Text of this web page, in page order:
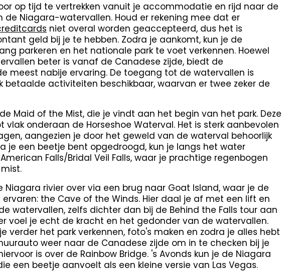
op tijd te vertrekken vanuit je accommodatie en rijd naar de
de Niagara-watervallen. Houd er rekening mee dat er
niet overal worden geaccepteerd, dus het is
geld bij je te hebben. Zodra je aankomt, kun je de
parkeren en het nationale park te voet verkennen. Hoewel
beter is vanaf de Canadese zijde, biedt de
meest nabije ervaring. De toegang tot de watervallen is
betaalde activiteiten beschikbaar, waarvan er twee zeker de
Maid of the Mist, die je vindt aan het begin van het park. Deze
onderaan de Horseshoe Waterval. Het is sterk aanbevolen
aangezien je door het geweld van de waterval behoorlijk
je een beetje bent opgedroogd, kun je langs het water
Falls/Bridal Veil Falls, waar je prachtige regenbogen
Niagara rivier over via een brug naar Goat Island, waar je de
the Cave of the Winds. Hier daal je af met een lift en
watervallen, zelfs dichter dan bij de Behind the Falls tour aan
voel je echt de kracht en het gedonder van de watervallen.
verder het park verkennen, foto's maken en zodra je alles hebt
weer naar de Canadese zijde om in te checken bij je
is over de Rainbow Bridge. 's Avonds kun je de Niagara
een beetje aanvoelt als een kleine versie van Las Vegas.